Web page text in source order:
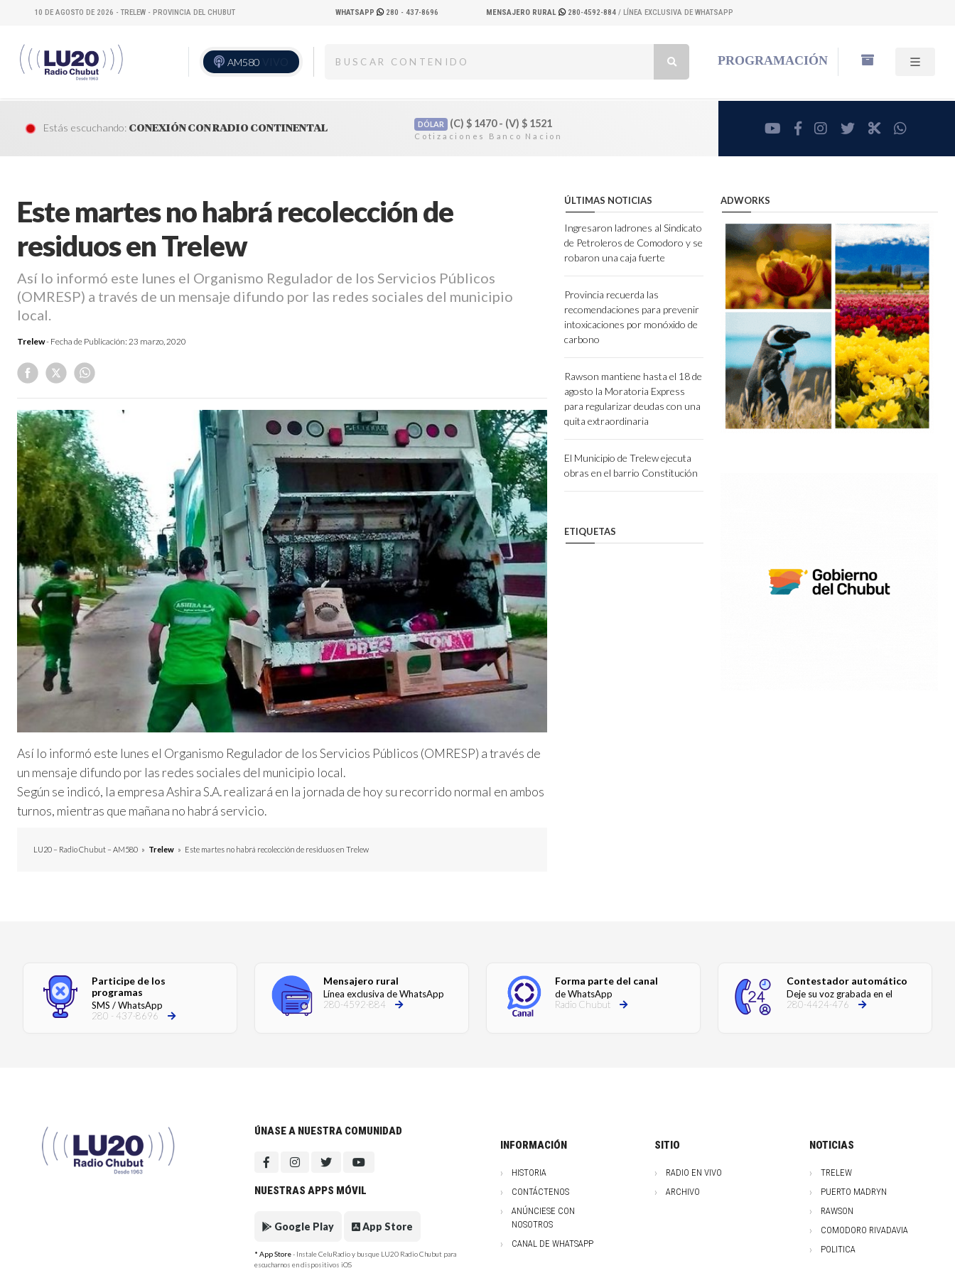
10 DE AGOSTO DE 2026 - TRELEW - PROVINCIA DEL CHUBUT WHATSAPP 280 - 437-8696 MENSAJERO RURAL 280-4592-884 / LÍNEA EXCLUSIVA DE WHATSAPP
AM580 PROGRAMACIÓN
Estás escuchando: CONEXIÓN CON RADIO CONTINENTAL DÓLAR (C) $1470 - (V) $1521 youtubefacebookinstagram
twitterRadioCut
Este martes no habrá recolección de
residuos en Trelew
Así lo informó este lunes el Organismo Regulador de los Servicios Públicos
(OMRESP) a través de un mensaje difundo por las redes sociales del municipio
local.
Trelew- Fecha de Publicación: 23 marzo, 2020
Así lo informó este lunes el Organismo Regulador de los Servicios Públicos (OMRESP) a través de
un mensaje difundo por las redes sociales del municipio local.
Según se indicó, la empresa Ashira S.A. realizará en la jornada de hoy su recorrido normal en ambos
turnos, mientras que mañana no habrá servicio.
LU20 – Radio Chubut – AM580 » Trelew » Este martes no habrá recolección de residuos en Trelew
ÚLTIMAS NOTICIAS
Ingresaron ladrones al Sindicato
de Petroleros de Comodoro y se
robaron una caja fuerte
Provincia recuerda las
recomendaciones para prevenir
intoxicaciones por monóxido de
carbono
Rawson mantiene hasta el 18 de
agosto la Moratoria Express
para regularizar deudas con una
quita extraordinaria
El Municipio de Trelew ejecuta
obras en el barrio Constitución
ETIQUETAS
ADWORKS
Participe de los
programas
SMS / WhatsApp
280 - 437-8696
Mensajero rural
Línea exclusiva de WhatsApp
280-4592-884
Forma parte del canal
de WhatsApp
Radio Chubut
Contestador automático
Deje su voz grabada en el
280-4424-476
ÚNASE A NUESTRA COMUNIDAD
NUESTRAS APPS MÓVIL
Google Play App Store
* App Store- Instale CeluRadio y busque LU20 Radio Chubut para
escucharnos en dispositivos iOS
INFORMACIÓN
HISTORIA
CONTÁCTENOS
ANÚNCIESE CON
NOSOTROS
CANAL DE WHATSAPP
SITIO
RADIO EN VIVO
ARCHIVO
NOTICIAS
TRELEW
PUERTO MADRYN
RAWSON
COMODORO RIVADAVIA
POLITICA